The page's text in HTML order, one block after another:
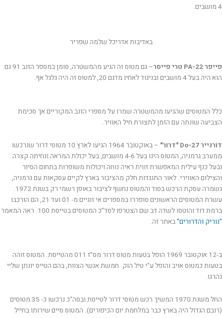
4 מושבים.
באדיבות אדריכל שלמה שפריר
פייפר PA-22 טרי פייסר
– גם מטוס זה הגיע מהמשטרה, סומן במספר הזנב 91 גם
הוא היה בעל 4 מושבים ובניגוד לאחיו מדגם 20, למטוס זה היה גלגל אף.
כלל המטוסים שהגיעו מהמשטרה שמרו על מספרי הזנב המקוריים אך סכימת
הצביעה שונתה עם הזמן לתצורת חיל האוויר.
דורנייר Do-27 "דרור"
– באוקטובר 1964 הגיעו לארץ 10 מטוסי דרור שנרכשו
ממערב גרמניה, המטוס הינו בעל 4-6 מושבים, בעל יכולת המראה ונחיתה קצרה
ובעל כנף עילית המאפשרת זווית ראיה נוחה ויכולות משופרות בתחום הסיור
והצילום האווירי. לאור התנגדות חלק מהציבור בארץ לקיים עסקאות עם גרמניה,
נשמרה עסקת הרכש בסוד והמטוס נחשף לציבור באופן רשמי רק בשנת 1972.
עשרת המטוסים הראשונים סופררו במספרים אי זוגיים מ- 01 ועד 21, הם הורכבו
ברמת דוד והוטסו לשדה דב שם הצטרפו לסד"כ המטוסים בטייסת 100. ראה המאמר
"נוריק והדרורים"באתר זה.
ב-12 אוקטובר 1969 הופל בטעות מטוס דרור מס"ז 011 מהטייסת. המטוס זוהה
בטעות כמטוס אויב והופל ע"י טיל הוק. חמשת אנשי הצוות, בהם הטייס יונתן שליי
נהרגו.
החל משנת 1970 המשיך רכש מטוסי דרור לטייסת ובסה"כ נרכשו כ- 35 מטוסים
(רובם הגדול היה בארץ כבר במלחמת יום הכיפורים). המטוס סיים שירותו בחייל